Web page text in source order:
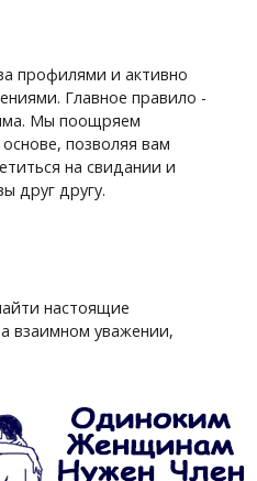
профилями и активно
Главное правило -
Мы поощряем
позволяя вам
на свидании и
друг другу.
настоящие
взаимном уважении,
знакомстви начинайте
с интересными людьми
вам найти тех, кто